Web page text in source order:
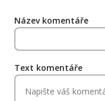
Název komentáře
Text komentáře